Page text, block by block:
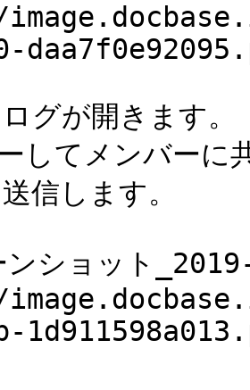
グが開きます。
してメンバーに
信します。
ンショット